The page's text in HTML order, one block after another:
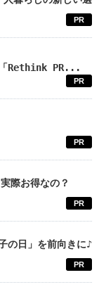
PR
「Rethink PR...
PR
PR
際お得なの？
PR
の日」を前向きに♪
PR